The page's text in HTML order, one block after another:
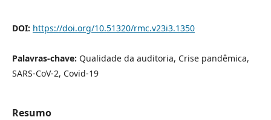
DOI: https://doi.org/10.51320/rmc.v23i3.1350
Palavras-chave: Qualidade da auditoria, Crise pandêmica,
SARS-CoV-2, Covid-19
Resumo